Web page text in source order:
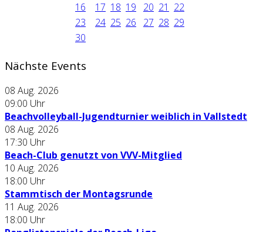
16
17 18 19 20 21 22
23
24 25 26 27 28 29
30
Nächste Events
08 Aug. 2026
09:00 Uhr
Beachvolleyball-Jugendturnier weiblich in Vallstedt
08 Aug. 2026
17:30 Uhr
Beach-Club genutzt von VVV-Mitglied
10 Aug. 2026
18:00 Uhr
Stammtisch der Montagsrunde
11 Aug. 2026
18:00 Uhr